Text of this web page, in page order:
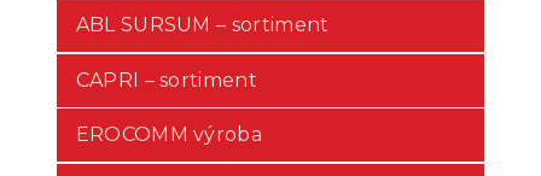
ABL SURSUM – sortiment
CAPRI – sortiment
EROCOMM výroba